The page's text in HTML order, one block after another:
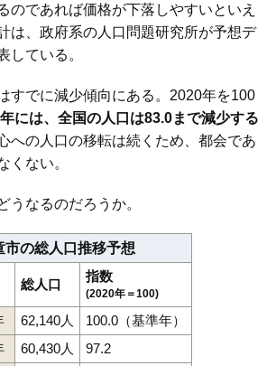
のであれば価格が下落しやすいといえ
は、政府系の人口問題研究所が予想デ
している。
すでに減少傾向にある。2020年を100
には、全国の人口は83.0まで減少する
への人口の移転は続くため、都会であ
くない。
なるのだろうか。
の総人口推移予想
総人口
指数
(2020年＝100)
62,140人
100.0（基準年）
60,430人
97.2